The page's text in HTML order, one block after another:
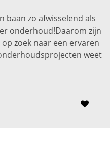
baan zo afwisselend als
onderhoud!Daarom zijn
zoek naar een ervaren
weet